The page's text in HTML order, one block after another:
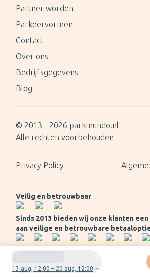
13 aug, 12:00 – 20 aug, 12:00
Partner worden
Parkeervormen
Contact
Over ons
Bedrijfsgegevens
Blog
© 2013 - 2026 parkmundo.nl
Alle rechten voorbehouden
Privacy Policy
Veilig en betrouwbaar
Sinds 2013 bieden wij onze klanten
aan veilige en betrouwbare